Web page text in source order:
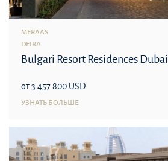
MERAAS
DEIRA
Bulgari Resort Residences Dubai
от 3 457 800 USD
УЗНАТЬ БОЛЬШЕ